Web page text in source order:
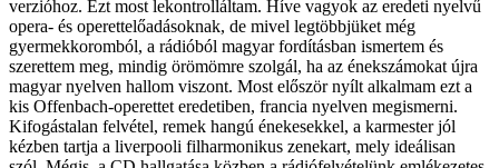
verzióhoz. Ezt most lekontrolláltam. Híve vagyok az eredeti nyelvű
opera- és operettelőadásoknak, de mivel legtöbbjüket még
gyermekkoromból, a rádióból magyar fordításban ismertem és
szerettem meg, mindig örömömre szolgál, ha az énekszámokat újra
magyar nyelven hallom viszont. Most először nyílt alkalmam ezt a
kis Offenbach-operettet eredetiben, francia nyelven megismerni.
Kifogástalan felvétel, remek hangú énekesekkel, a karmester jól
kézben tartja a liverpooli filharmonikus zenekart, mely ideálisan